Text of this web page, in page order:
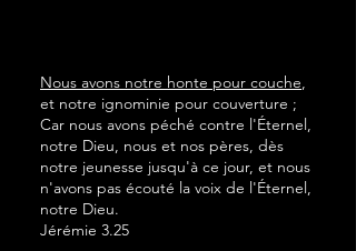
Nous avons notre honte pour couche,
et notre ignominie pour couverture ;
Car nous avons péché contre l'Éternel,
notre Dieu, nous et nos pères, dès
notre jeunesse jusqu'à ce jour, et nous
n'avons pas écouté la voix de l'Éternel,
notre Dieu.
Jérémie 3.25